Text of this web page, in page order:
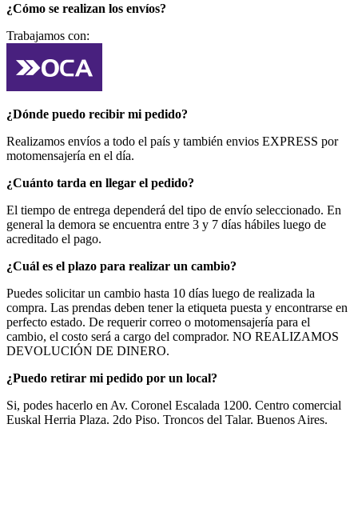
¿Cómo se realizan los envíos?
Trabajamos con:
¿Dónde puedo recibir mi pedido?
Realizamos envíos a todo el país y también envios EXPRESS por
motomensajería en el día.
¿Cuánto tarda en llegar el pedido?
El tiempo de entrega dependerá del tipo de envío seleccionado. En
general la demora se encuentra entre 3 y 7 días hábiles luego de
acreditado el pago.
¿Cuál es el plazo para realizar un cambio?
Puedes solicitar un cambio hasta 10 días luego de realizada la
compra. Las prendas deben tener la etiqueta puesta y encontrarse en
perfecto estado. De requerir correo o motomensajería para el
cambio, el costo será a cargo del comprador. NO REALIZAMOS
DEVOLUCIÓN DE DINERO.
¿Puedo retirar mi pedido por un local?
Si, podes hacerlo en Av. Coronel Escalada 1200. Centro comercial
Euskal Herria Plaza. 2do Piso. Troncos del Talar. Buenos Aires.